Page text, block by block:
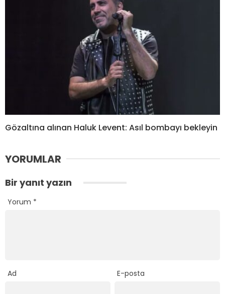
Gözaltına alınan Haluk Levent: Asıl bombayı bekleyin
YORUMLAR
Bir yanıt yazın
Yorum *
Ad E-posta